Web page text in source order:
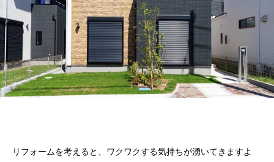
リフォームを考えると、ワクワクする気持ちが湧いてきますよ